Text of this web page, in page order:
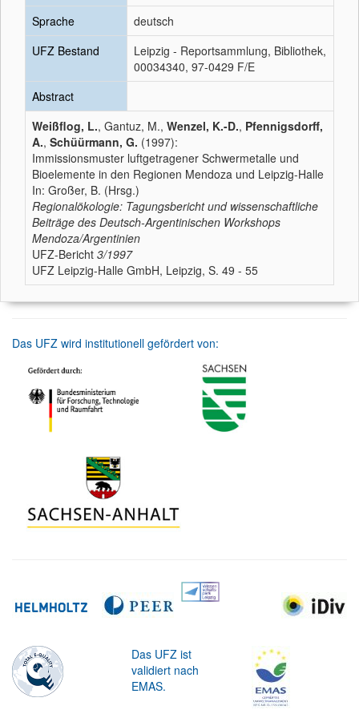
Sprache
deutsch
UFZ Bestand
Leipzig - Reportsammlung, Bibliothek,
00034340, 97-0429 F/E
Abstract
Weißflog, L., Gantuz, M., Wenzel, K.-D., Pfennigsdorff,
A., Schüürmann, G. (1997):
Immissionsmuster luftgetragener Schwermetalle und
Bioelemente in den Regionen Mendoza und Leipzig-Halle
In: Großer, B. (Hrsg.)
Regionalökologie: Tagungsbericht und wissenschaftliche
Beiträge des Deutsch-Argentinischen Workshops
Mendoza/Argentinien
UFZ-Bericht 3/1997
UFZ Leipzig-Halle GmbH, Leipzig, S. 49 - 55
Das UFZ wird institutionell gefördert von:
Das UFZ ist
validiert nach
EMAS.